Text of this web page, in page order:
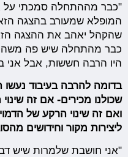
"כבר מההתחלה סמכתי על
המופלא שמעורב בהצגה
שהקהל יאהב את ההצגה
כבר מהתחלה שיש פה משהו
היו הרבה חששות, אבל
בדומה להרבה בעיבוד נעשו
שכולנו מכירים- אם זה
ואם זה שינוי הרקע של
ליצירות מקור וחידושים
"אני חושבת שלמרות שיש